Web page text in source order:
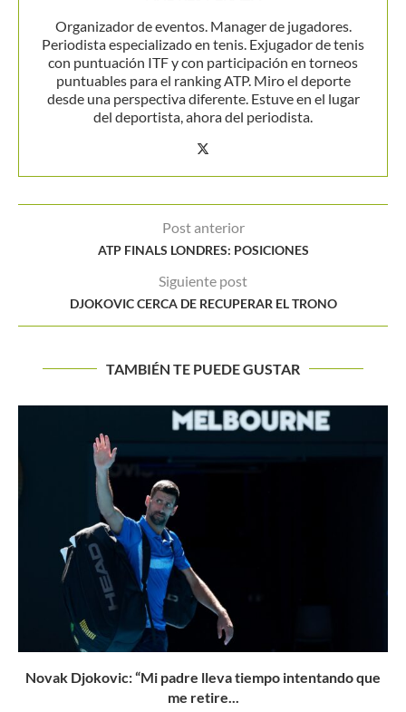
Organizador de eventos. Manager de jugadores.
Periodista especializado en tenis. Exjugador de tenis
con puntuación ITF y con participación en torneos
puntuables para el ranking ATP. Miro el deporte
desde una perspectiva diferente. Estuve en el lugar
del deportista, ahora del periodista.
Post anterior
ATP FINALS LONDRES: POSICIONES
Siguiente post
DJOKOVIC CERCA DE RECUPERAR EL TRONO
TAMBIÉN TE PUEDE GUSTAR
LIBÉRATE DE LA INFLUENCIA DEL RESULTADO